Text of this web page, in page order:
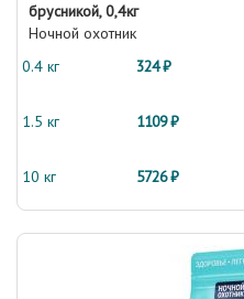
брусникой, 0,4кг
Ночной охотник
0.4 кг
324 ₽
1.5 кг 1109 ₽
10 кг 5726 ₽